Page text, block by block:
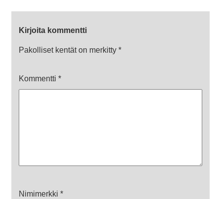
Kirjoita kommentti
Pakolliset kentät on merkitty *
Kommentti *
Nimimerkki *